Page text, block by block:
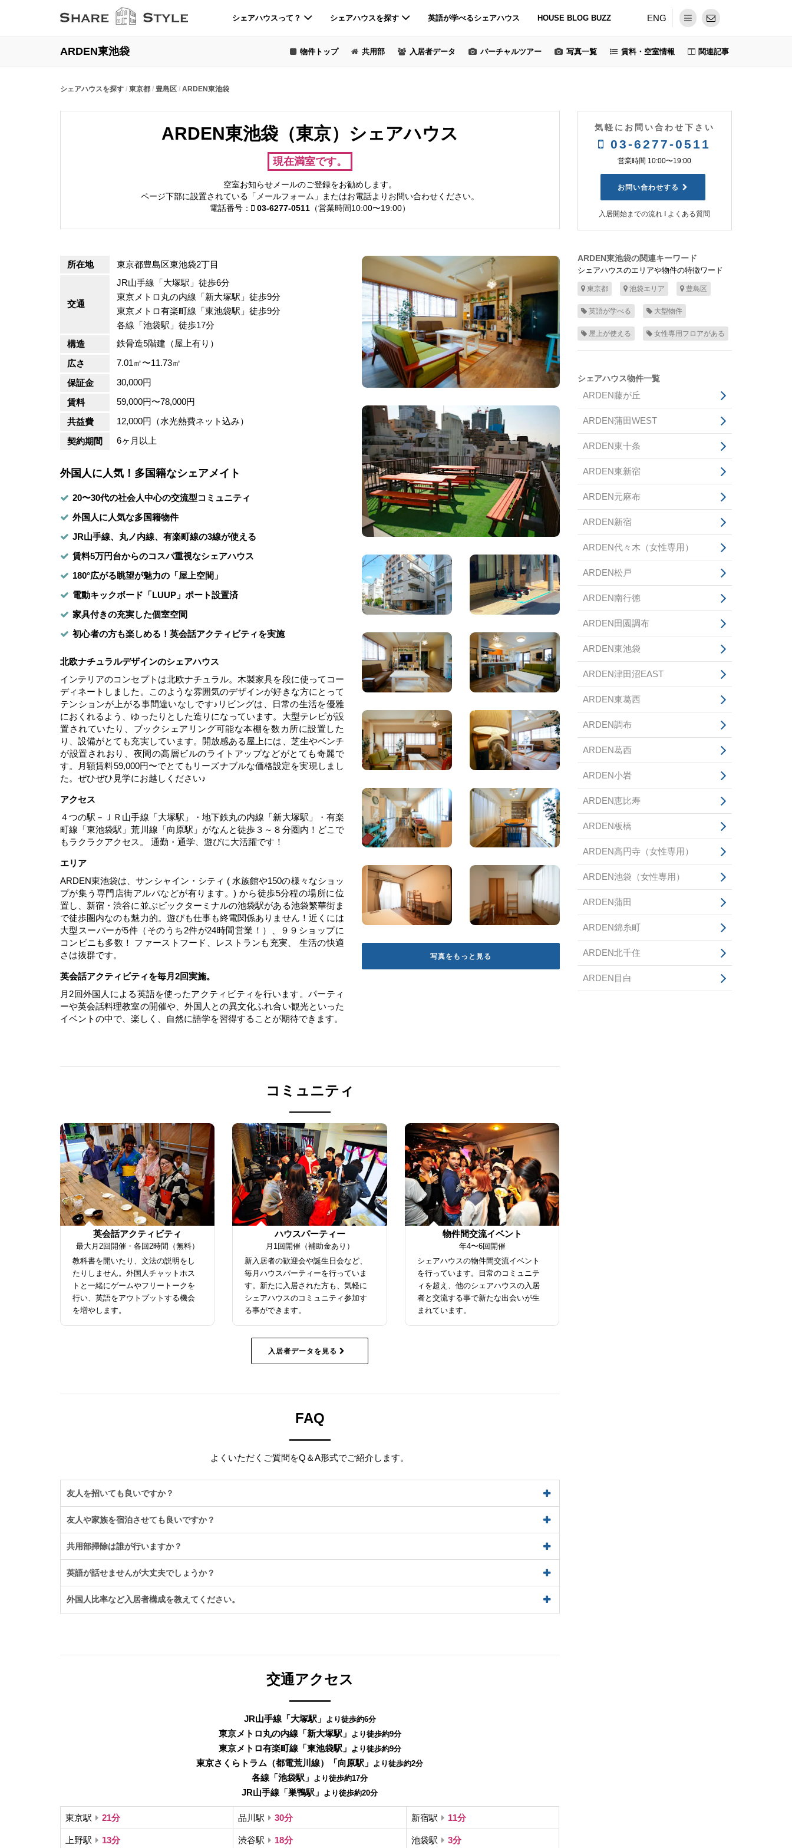
シェアハウスって？ シェアハウスを探す 英語が学べるシェアハウス HOUSE BLOG BUZZ ENG
ARDEN東池袋 物件トップ 共用部 入居者データ バーチャルツアー 写真一覧 賃料・空室情報 関連記事
シェアハウスを探す 東京都 豊島区 ARDEN東池袋
ARDEN東池袋（東京） シェアハウス
現在満室です。
空室お知らせメールのご登録をお勧めします。
ページ下部に設置されている「 メールフォーム 」またはお電話よりお問い合わせください。
電話番号：
03-6277-0511（営業時間10:00〜19:00）
所在地 東京都豊島区東池袋2丁目
交通
JR山手線 「大塚駅 」徒歩6分
東京メトロ丸の内線 「新大塚駅」徒歩9分
東京メトロ有楽町線 「東池袋駅 」徒歩9分
各線「池袋駅 」徒歩17分
構造
鉄骨造5階建（屋上有り）
広さ
7.01㎡〜11.73㎡
保証金
30,000円
賃料
59,000円〜78,000円
共益費
12,000円（水光熱費ネット込み）
契約期間
6ヶ月以上
外国人に人気！多国籍なシェアメイト
20〜30代の社会人中心の交流型コミュニティ
外国人に人気な多国籍物件
JR山手線、丸ノ内線、有楽町線の3線が使える
賃料5万円台からのコスパ重視なシェアハウス
180°広がる眺望が魅力の「屋上空間」
電動キックボード「LUUP」ポート設置済
家具付きの充実した個室空間
初心者の方も楽しめる！英会話アクティビティを実施
北欧ナチュラルデザインのシェアハウス
インテリアのコンセプトは北欧ナチュラル。木製家具を段に使ってコー
ディネートしました。このような雰囲気のデザインが好きな方にとって
テンションが上がる事間違いなしです♪リビングは、日常の生活を優雅
におくれるよう、ゆったりとした造りになっています。大型テレビが設
置されていたり、ブックシェアリング可能な本棚を数カ所に設置した
り、設備がとても充実しています。開放感ある屋上には、芝生やベンチ
が設置されおり、夜間の高層ビルのライトアップなどがとても奇麗で
す。月額賃料59,000円〜でとてもリーズナブルな価格設定を実現しまし
た。ぜひぜひ見学にお越しください♪
アクセス
４つの駅－ＪＲ山手線「大塚駅」・地下鉄丸の内線「新大塚駅」・有楽
町線「東池袋駅」荒川線「向原駅」がなんと徒歩３～８分圏内！どこで
もラクラクアクセス。 通勤・通学、遊びに大活躍です！
エリア
ARDEN東池袋は、サンシャイン・シティ ( 水族館や150の様々なショッ
プが集う専門店街アルパなどが有ります。) から徒歩5分程の場所に位
置し、新宿・渋谷に並ぶビックターミナルの池袋駅がある池袋繁華街ま
で徒歩圏内なのも魅力的。遊びも仕事も終電関係ありません！近くには
大型スーパーが5件（そのうち2件が24時間営業！）、９９ショップに
コンビニも多数！ ファーストフード、レストランも充実、 生活の快適
さは抜群です。
英会話アクティビティを毎月2回実施。
月2回外国人による英語を使ったアクティビティを行います。パーティ
ーや英会話料理教室の開催や、外国人との異文化ふれ合い観光といった
イベントの中で、楽しく、自然に語学を習得することが期待できます。
写真をもっと見る
コミュニティ
英会話アクティビティ
最大月2回開催・各回2時間（無料）
教科書を開いたり、文法の説明をし
たりしません。外国人チャットホス
トと一緒にゲームやフリートークを
行い、英語をアウトプットする機会
を増やします。
ハウスパーティー
月1回開催（補助金あり）
新入居者の歓迎会や誕生日会など、
毎月ハウスパーティーを行っていま
す。新たに入居された方も、気軽に
シェアハウスのコミュニティ参加す
る事ができます。
物件間交流イベント
年4〜6回開催
シェアハウスの物件間交流イベント
を行っています。日常のコミュニテ
ィを超え、他のシェアハウスの入居
者と交流する事で新たな出会いが生
まれています。
入居者データを見る
FAQ
よくいただくご質問をQ＆A形式でご紹介します。
友人を招いても良いですか？
友人や家族を宿泊させても良いですか？
共用部掃除は誰が行いますか？
英語が話せませんが大丈夫でしょうか？
外国人比率など入居者構成を教えてください。
交通アクセス
JR山手線「 大塚駅」 より徒歩約6分
東京メトロ丸の内線「新大塚駅」 より徒歩約9分
東京メトロ有楽町線「 東池袋駅」 より徒歩約9分
東京さくらトラム（都電荒川線） 「向原駅」 より徒歩約2分
各線「池袋駅 」 より徒歩約17分
JR山手線 「巣鴨駅 」 より徒歩約20分
東京駅 21分 品川駅 30分 新宿駅 11分
上野駅 13分 渋谷駅 18分 池袋駅 3分
気軽にお問い合わせ下さい
03-6277-0511
営業時間 10:00〜19:00
お問い合わせする
入居開始までの流れ よくある質問
ARDEN東池袋の関連キーワード
シェアハウスのエリアや物件の特徴ワード
東京都 池袋エリア 豊島区
英語が学べる 大型物件
屋上が使える 女性専用フロアがある
シェアハウス物件一覧
ARDEN藤が丘
ARDEN蒲田WEST
ARDEN東十条
ARDEN東新宿
ARDEN元麻布
ARDEN新宿
ARDEN代々木（女性専用）
ARDEN松戸
ARDEN南行徳
ARDEN田園調布
ARDEN東池袋
ARDEN津田沼EAST
ARDEN東葛西
ARDEN調布
ARDEN葛西
ARDEN小岩
ARDEN恵比寿
ARDEN板橋
ARDEN高円寺（女性専用）
ARDEN池袋（女性専用）
ARDEN蒲田
ARDEN錦糸町
ARDEN北千住
ARDEN目白